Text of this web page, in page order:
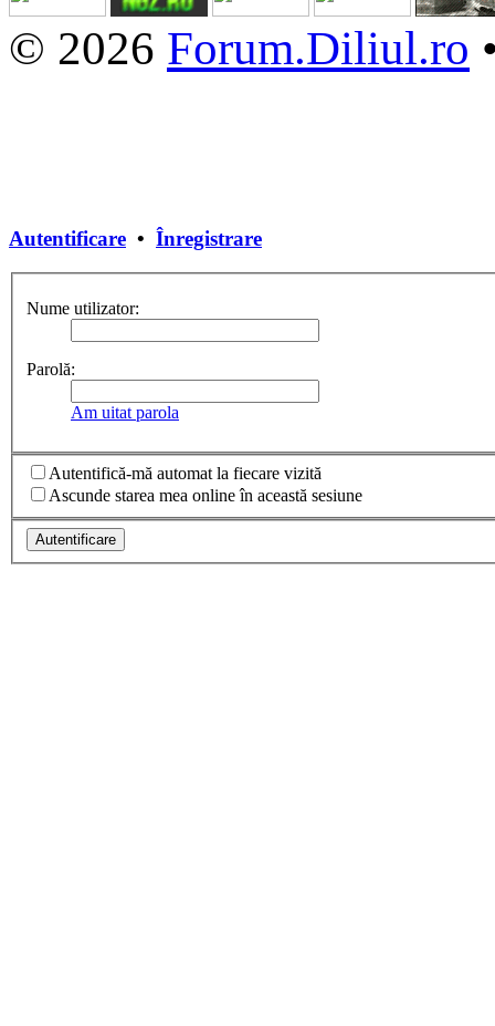
© 2026 Forum.Diliul.ro
Autentificare • Înregistrare
Nume utilizator:
Parolă:
Am uitat parola
Autentifică-mă automat la fiecare vizită
Ascunde starea mea online în această sesiune